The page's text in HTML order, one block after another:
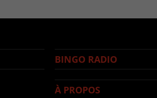
BINGO RADIO
À PROPOS